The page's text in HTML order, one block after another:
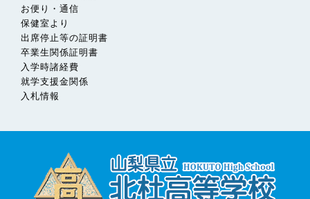
お便り・通信
保健室より
出席停止等の証明書
卒業生関係証明書
入学時諸経費
就学支援金関係
入札情報